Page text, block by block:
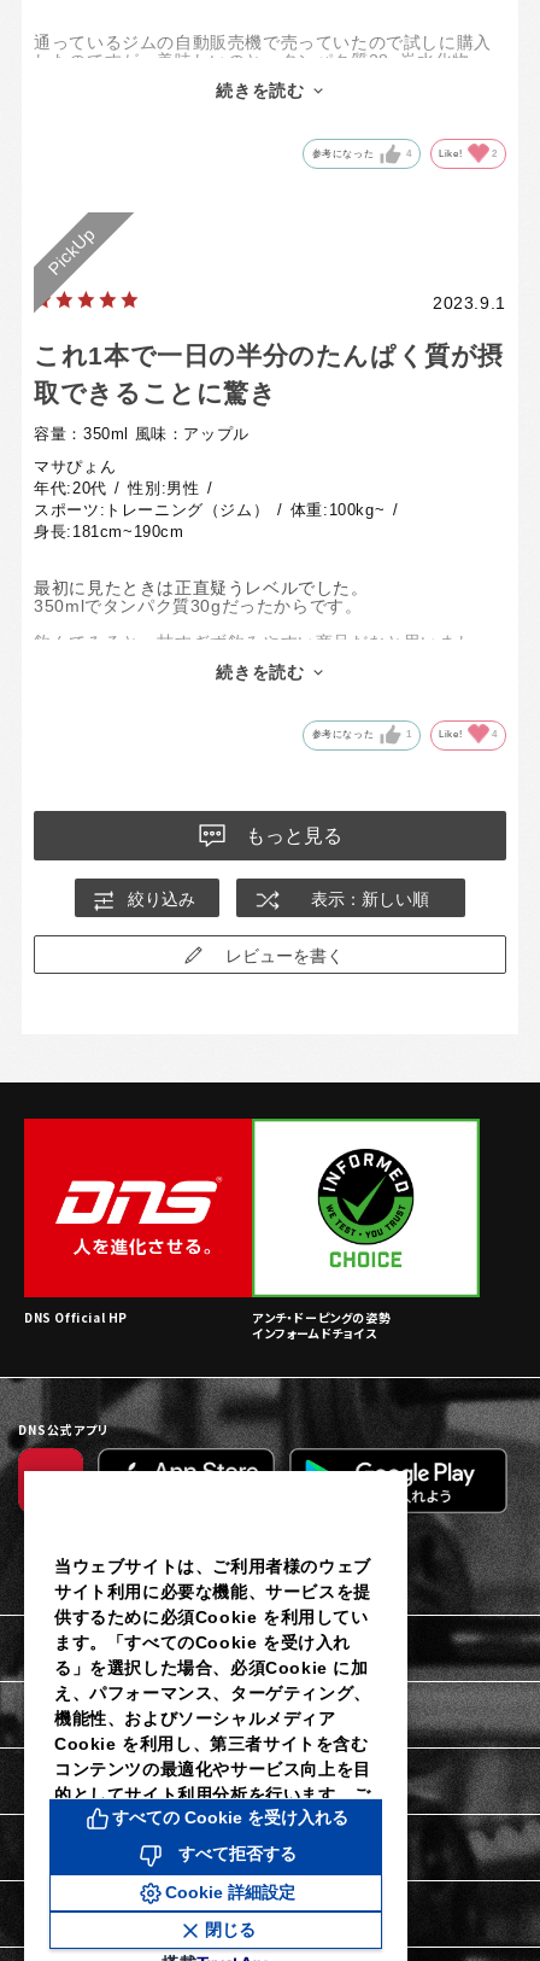
通っているジムの自動販売機で売っていたので試しに購入
したのですが、美味しいのと、タンパク質28g炭水化物
1.6gで運動後にとても良いと思い、思い切って箱買いしま
続きを読む
参考になった 4 Like! 2
2023.9.1
これ1本で一日の半分のたんぱく質が摂
取できることに驚き
容量：350ml
風味：アップル
マサぴょん
年代: 20代 性別:男性
スポーツ: トレーニング（ジム） 体重: 100kg~
身長: 181cm~190cm
最初に見たときは正直疑うレベルでした。
350mlでタンパク質30gだったからです。
飲んでみると、甘すぎず飲みやすい商品だなと思いまし
タンパク質が不足している日はこの商品を飲んで補ってい
続きを読む
参考になった 1 Like! 4
もっと見る
絞り込み 表示：新しい順
レビューを書く
DNS Official HP
アンチ・ドーピングの姿勢
インフォームドチョイス
DNS公式アプリ
利用規約
個人情報保護に関するご通知
Cookieポリシー
Cookie詳細設定
特定商取引法に関する表示
当ウェブサイトは、ご利用者様のウェブ
サイト利用に必要な機能、サービスを提
供するために必須Cookie を利用してい
ます。「すべてのCookie を受け入れ
る」を選択した場合、必須Cookie に加
え、パフォーマンス、ターゲティング、
機能性、およびソーシャルメディア
Cookie を利用し、第三者サイトを含む
コンテンツの最適化やサービス向上を目
的としてサイト利用分析を行います。ご
利用者様は当社のCookie 設定ツールに
よりいつでも同意を撤回し、Cookie 設
定を変更することができます。同意を拒
否し、パフォーマンス、ターゲティン
グ、機能性およびソーシャルメディア
Cookie なしで続行するには、「すべて
すべての Cookie を受け入れる
すべて拒否する
Cookie 詳細設定
閉じる